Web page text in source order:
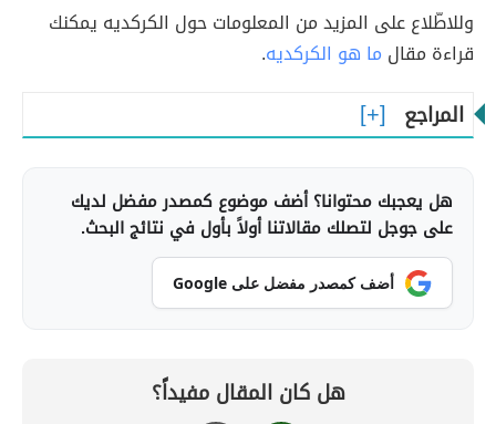
وللاطّلاع على المزيد من المعلومات حول الكركديه يمكنك
قراءة مقال ما هو الكركديه.
المراجع
هل يعجبك محتوانا؟ أضف موضوع كمصدر مفضل لديك
على جوجل لتصلك مقالاتنا أولاً بأول في نتائج البحث.
أضف كمصدر مفضل على Google
هل كان المقال مفيداً؟